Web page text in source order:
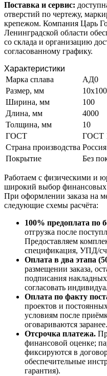
Поставка и сервис:
отверстий по чертежу,
крепежом. Компания Царь
Ленинградской области
со склада и организацию
согласованному графику.
Характеристики
Марка сплава
АД0
Размер, мм
10х100
Ширина, мм
100
Длина, мм
4000
Толщина, мм
10
ГОСТ
ГОСТ
Страна производства Россия
Покрытие
Без
Работаем с физическими и
широкий выбор
При оформлении заказа на
следующие схемы расчёта:
100% предоплата по
отгрузка после
Предоставляем
спецификация, УПД/
Оплата в два этапа
размещении заказа,
подписания
согласовать
Оплата по факту
проектов и
условиям после
оговариваются заранее.
Отсрочка платежа.
финансовой оценке;
фиксируются в
обеспечительные
гарантия).